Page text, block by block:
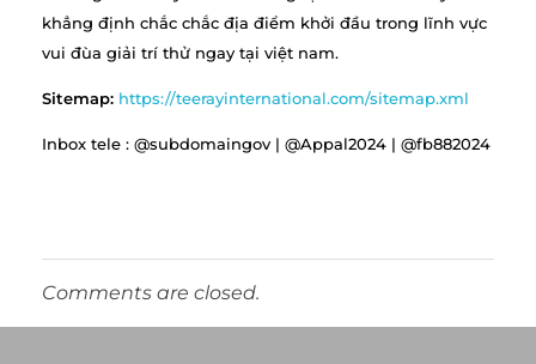
khẳng định chắc chắc địa điểm khởi đầu trong lĩnh vực
vui đùa giải trí thử ngay tại việt nam.
Sitemap: https://teerayinternational.com/sitemap.xml
Inbox tele : @subdomaingov | @Appal2024 | @fb882024
Comments are closed.